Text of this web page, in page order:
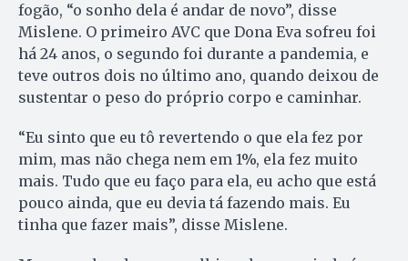
fogão, “o sonho dela é andar de novo”, disse
Mislene. O primeiro AVC que Dona Eva sofreu foi
há 24 anos, o segundo foi durante a pandemia, e
teve outros dois no último ano, quando deixou de
sustentar o peso do próprio corpo e caminhar.
“Eu sinto que eu tô revertendo o que ela fez por
mim, mas não chega nem em 1%, ela fez muito
mais. Tudo que eu faço para ela, eu acho que está
pouco ainda, que eu devia tá fazendo mais. Eu
tinha que fazer mais”, disse Mislene.